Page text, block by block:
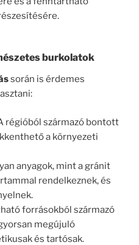
burkolatok
során is érdemes
régióból származó bontott
a környezeti
anyagok, mint a gránit
rendelkeznek, és
forrásokból származó
megújuló
és tartósak.